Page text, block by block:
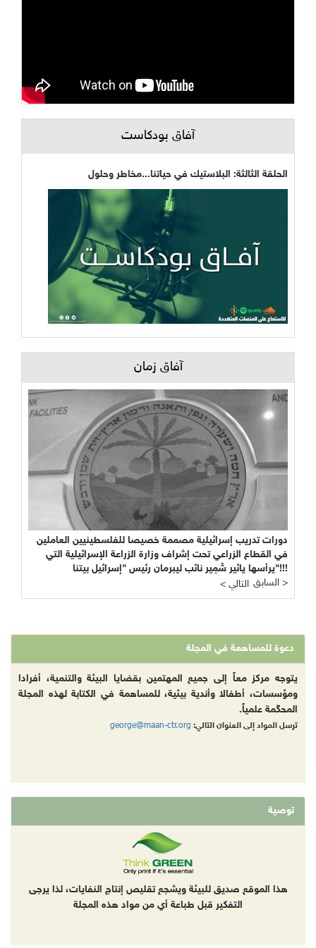
آفاق بودكاست
الحلقة الثالثة: البلاستيك في حياتنا...مخاطر وحلول
آفاق زمان
دورات تدريب إسرائيلية مصممة خصيصا للفلسطينيين العاملين
في القطاع الزراعي تحت إشراف وزارة الزراعة الإسرائيلية التي
يرأسها يائير شَمِير نائب ليبرمان رئيس "إسرائيل بيتنا"!!!
< التالي
السابق >
دعوة للمساهمة في المجلة
يتوجه مركز معاً إلى جميع المهتمين بقضايا البيئة والتنمية، أفرادا
ومؤسسات، أطفالا وأندية بيئية، للمساهمة في الكتابة لهذه المجلة
المحكّمة علمياً.
ترسل المواد إلى العنوان التالي: george@maan-ctr.org
توصية
هذا الموقع صديق للبيئة ويشجع تقليص إنتاج النفايات، لذا يرجى
التفكير قبل طباعة أي من مواد هذه المجلة